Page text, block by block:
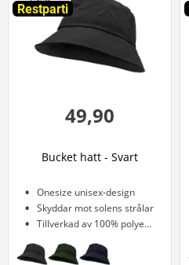
Restparti
49,90
Bucket hatt - Svart
Onesize unisex-design
Skyddar mot solens strålar
Tillverkad av 100% polyester